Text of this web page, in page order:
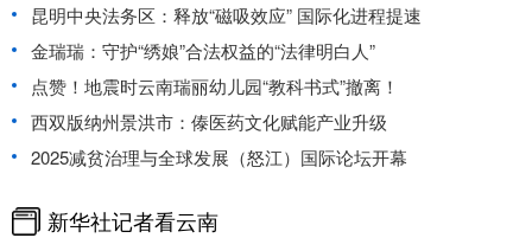
昆明中央法务区：释放“磁吸效应” 国际化进程提速
金瑞瑞：守护“绣娘”合法权益的“法律明白人”
点赞！地震时云南瑞丽幼儿园“教科书式”撤离！
西双版纳州景洪市：傣医药文化赋能产业升级
2025减贫治理与全球发展（怒江）国际论坛开幕
新华社记者看云南